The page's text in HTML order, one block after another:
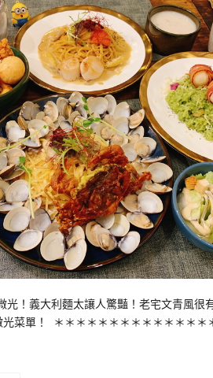
光！義大利麵太讓人驚豔！老宅文青風
光菜單！ ＊＊＊＊＊＊＊＊＊＊＊＊＊